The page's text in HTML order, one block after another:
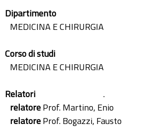
Dipartimento
MEDICINA E CHIRURGIA
Corso di studi
MEDICINA E CHIRURGIA
Relatori
.
relatoreProf. Martino, Enio
relatoreProf. Bogazzi, Fausto